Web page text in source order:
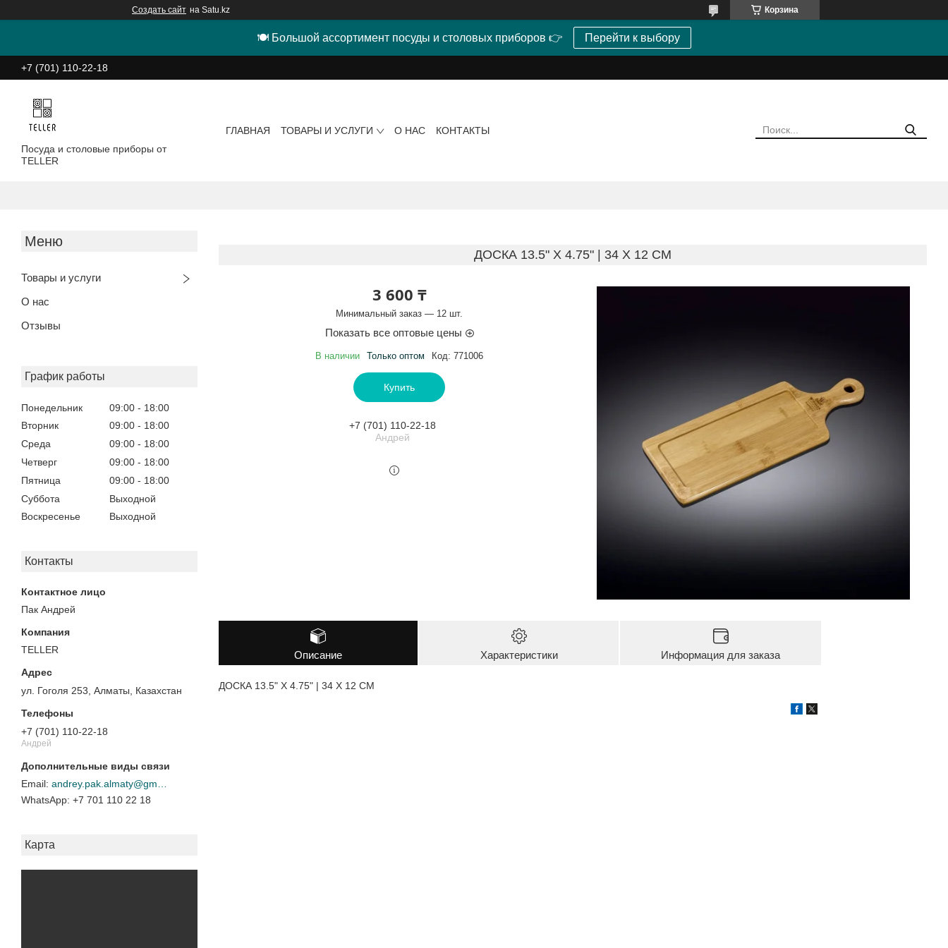
Создать сайт на Satu.kz Корзина
🍽 Большой ассортимент посуды и столовых приборов 👉 Перейти к выбору
+7 (701) 110-22-18
Посуда и столовые приборы от
TELLER
ГЛАВНАЯ ТОВАРЫ И УСЛУГИ О НАС КОНТАКТЫ
Товары и услуги
О нас
Отзывы
График работы
Понедельник 09:00
18:00
Вторник
09:00
18:00
Среда
09:00
18:00
Четверг
09:00
18:00
Пятница
09:00
18:00
Суббота
Выходной
Воскресенье
Выходной
Контакты
Пак Андрей
TELLER
ул. Гоголя 253, Алматы, Казахстан
+7 (701) 110-22-18
Андрей
+7 701 110 22 18
Карта
ДОСКА 13.5" X 4.75" | 34 X 12 CM
3 600 ₸
Минимальный заказ — 12 шт.
Показать все оптовые цены
В наличии Только оптом Код: 771006
Купить
+7 (701) 110-22-18
Андрей
Описание Характеристики Информация для заказа
ДОСКА 13.5" X 4.75" | 34 X 12 CM